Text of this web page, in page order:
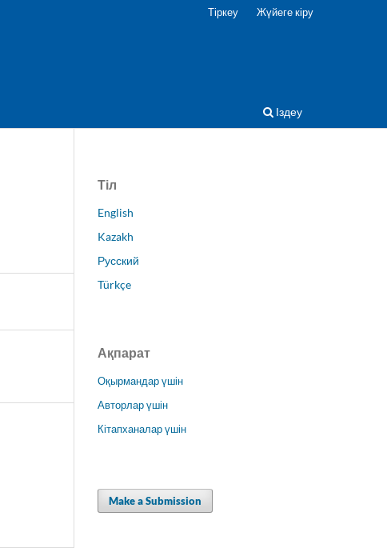
Іздеу
Тіркеу Жүйеге кіру
Тіл
English
Kazakh
Русский
Türkçe
Ақпарат
Оқырмандар үшін
Авторлар үшін
Кітапханалар үшін
Make a Submission